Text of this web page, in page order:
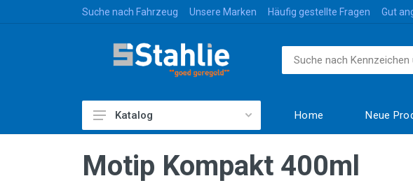
Suche nach Fahrzeug Unsere Marken Häufig gestellte Fragen Gut
Gepäck & Transport
Katalog Home Neue
Motip Kompakt 400ml